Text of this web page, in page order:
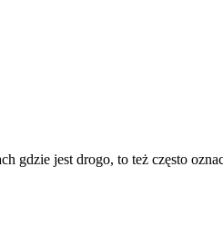
gdzie jest drogo, to też często